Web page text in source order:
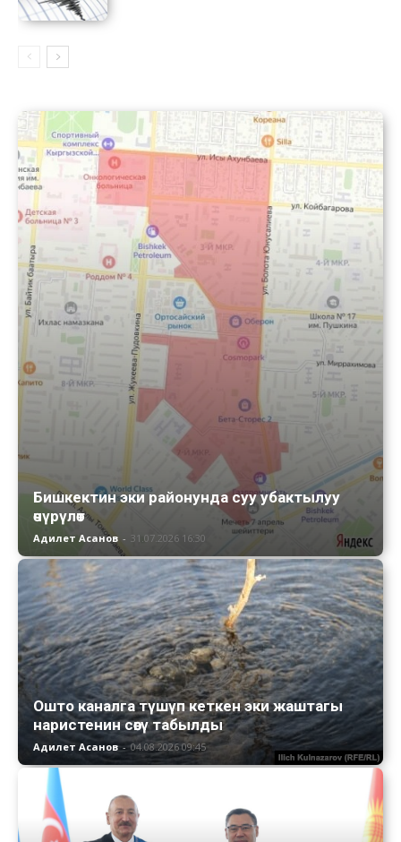
Бишкектин эки районунда суу убактылуу
өчүрүлөт
Адилет Асанов - 31.07.2026 16:30
Ошто каналга түшүп кеткен эки жаштагы
наристенин сөөгү табылды
Адилет Асанов - 04.08.2026 09:45